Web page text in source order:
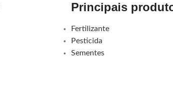
Principais
Fertilizante
Pesticida
Sementes